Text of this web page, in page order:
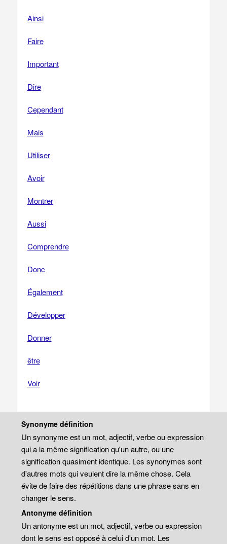
Ainsi
Faire
Important
Dire
Cependant
Mais
Utiliser
Avoir
Montrer
Aussi
Comprendre
Donc
Également
Développer
Donner
être
Voir
Synonyme définition
Un synonyme est un mot, adjectif, verbe ou expression
qui a la même signification qu'un autre, ou une
signification quasiment identique. Les synonymes sont
d'autres mots qui veulent dire la même chose. Cela
évite de faire des répétitions dans une phrase sans en
changer le sens.
Antonyme définition
Un antonyme est un mot, adjectif, verbe ou expression
dont le sens est opposé à celui d'un mot. Les